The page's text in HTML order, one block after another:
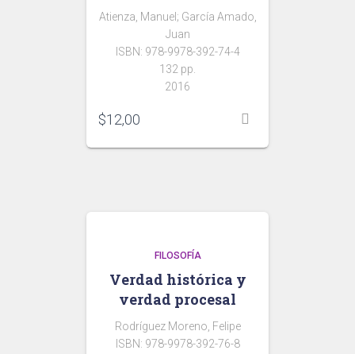
Atienza, Manuel; García Amado,
Juan
ISBN: 978-9978-392-74-4
132 pp.
2016
$12,00
FILOSOFÍA
Verdad histórica y
verdad procesal
Rodríguez Moreno, Felipe
ISBN: 978-9978-392-76-8